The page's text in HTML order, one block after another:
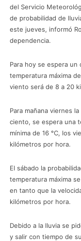
del Servicio
de probabilidad de
este jueves, informó
dependencia.
Para hoy se espera un
temperatura máxima
viento será de 8 a 20
Para mañana viernes
ciento, se espera una
mínima de 16 °C, los
kilómetros por hora.
El sábado la
temperatura máxima
en tanto que la
kilómetros por hora.
Debido a la lluvia se
y salir con tiempo de